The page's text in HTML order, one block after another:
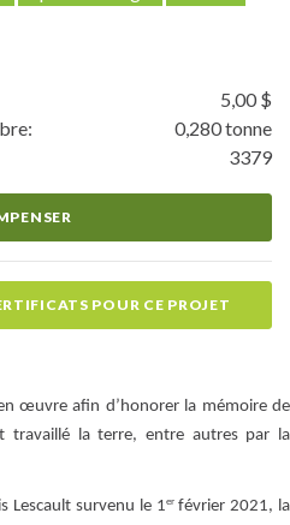
5,00 $
0,280 tonne
3379
POUR CE PROJET
œuvre afin d’honorer la mémoire de
travaillé la terre, entre autres par la
Lescault survenu le 1erfévrier 2021, la